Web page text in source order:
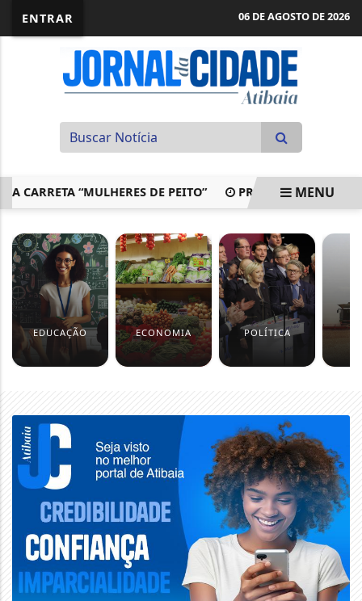
ENTRAR 06 DE AGOSTO DE 2026
“MULHERES DE PEITO” PRORROGADAMENU
EDUCAÇÃO ECONOMIA POLÍTICA